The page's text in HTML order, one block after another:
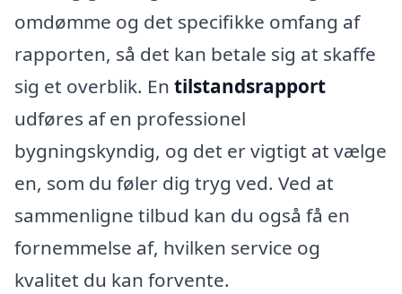
omdømme og det specifikke omfang af
rapporten, så det kan betale sig at skaffe
sig et overblik. En tilstandsrapport
udføres af en professionel
bygningskyndig, og det er vigtigt at vælge
en, som du føler dig tryg ved. Ved at
sammenligne tilbud kan du også få en
fornemmelse af, hvilken service og
kvalitet du kan forvente.